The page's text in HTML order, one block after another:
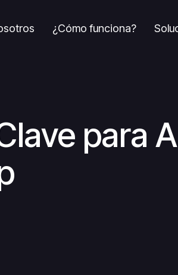
¿Cómo funciona?
para